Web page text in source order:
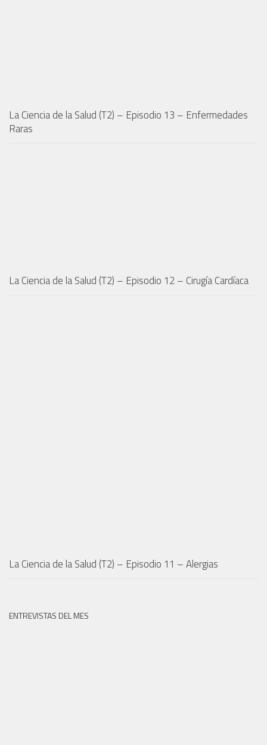
La Ciencia de la Salud (T2) – Episodio 13 – Enfermedades
Raras
La Ciencia de la Salud (T2) – Episodio 12 – Cirugía Cardíaca
La Ciencia de la Salud (T2) – Episodio 11 – Alergias
ENTREVISTAS DEL MES